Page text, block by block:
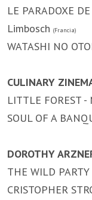
LE PARADOXE
Limbosch (Francia)
WATASHI NO
CULINARY
LITTLE FOREST
SOUL OF A
DOROTHY
THE WILD
CRISTOPHER